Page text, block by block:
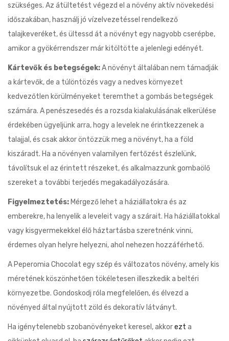
szükséges. Az átültetést végezd el a növény aktív növekedési
időszakában, használj jó vízelvezetéssel rendelkező
talajkeveréket, és ültessd át a növényt egy nagyobb cserépbe,
amikor a gyökérrendszer már kitöltötte a jelenlegi edényét.
Kártevők és betegségek:A növényt általában nem támadják
a kártevők, de a túlöntözés vagy a nedves környezet
kedvezőtlen körülményeket teremthet a gombás betegségek
számára. A penészesedés és a rozsda kialakulásának elkerülése
érdekében ügyeljünk arra, hogy a levelek ne érintkezzenek a
talajjal, és csak akkor öntözzük meg a növényt, ha a föld
kiszáradt. Ha a növényen valamilyen fertőzést észlelünk,
távolítsuk el az érintett részeket, és alkalmazzunk gombaölő
szereket a további terjedés megakadályozására.
Figyelmeztetés: Mérgező lehet a háziállatokra és az
emberekre, ha lenyelik a leveleit vagy a szárait. Ha háziállatokkal
vagy kisgyermekekkel élő háztartásba szeretnénk vinni,
érdemes olyan helyre helyezni, ahol nehezen hozzáférhető.
A Peperomia Chocolat egy szép és változatos növény, amely kis
méretének köszönhetően tökéletesen illeszkedik a beltéri
környezetbe. Gondoskodj róla megfelelően, és élvezd a
növényed által nyújtott zöld és dekoratív látványt.
Ha igénytelenebb szobanövényeket keresel, akkorezt a